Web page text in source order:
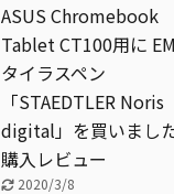
ASUS Chromebook
Tablet CT100用に
タイラスペン
「STAEDTLER Noris
digital」を買いまし
購入レビュー
2020/3/8